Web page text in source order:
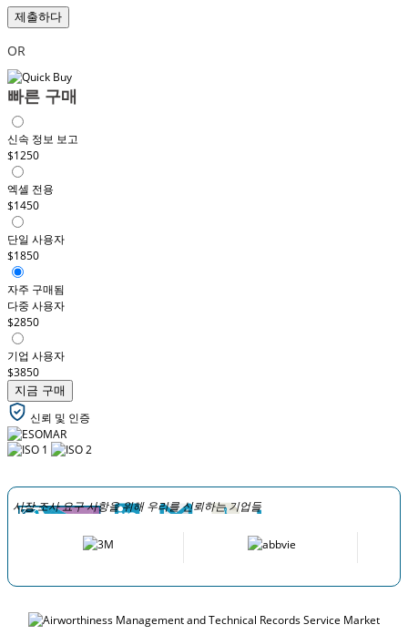
제출하다
OR
빠른 구매
신속 정보 보고
$1250
엑셀 전용
$1450
단일 사용자
$1850
자주 구매됨
다중 사용자
$2850
기업 사용자
$3850
지금 구매
신뢰 및 인증
시장 조사 요구 사항을 위해 우리를 신뢰하는 기업들